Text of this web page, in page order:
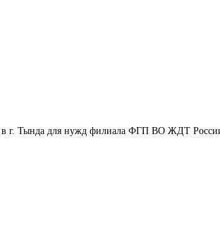
в г. Тында для нужд филиала ФГП ВО ЖДТ